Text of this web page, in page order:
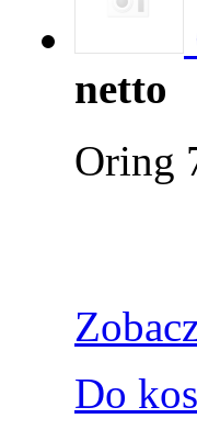
netto
Oring
Do